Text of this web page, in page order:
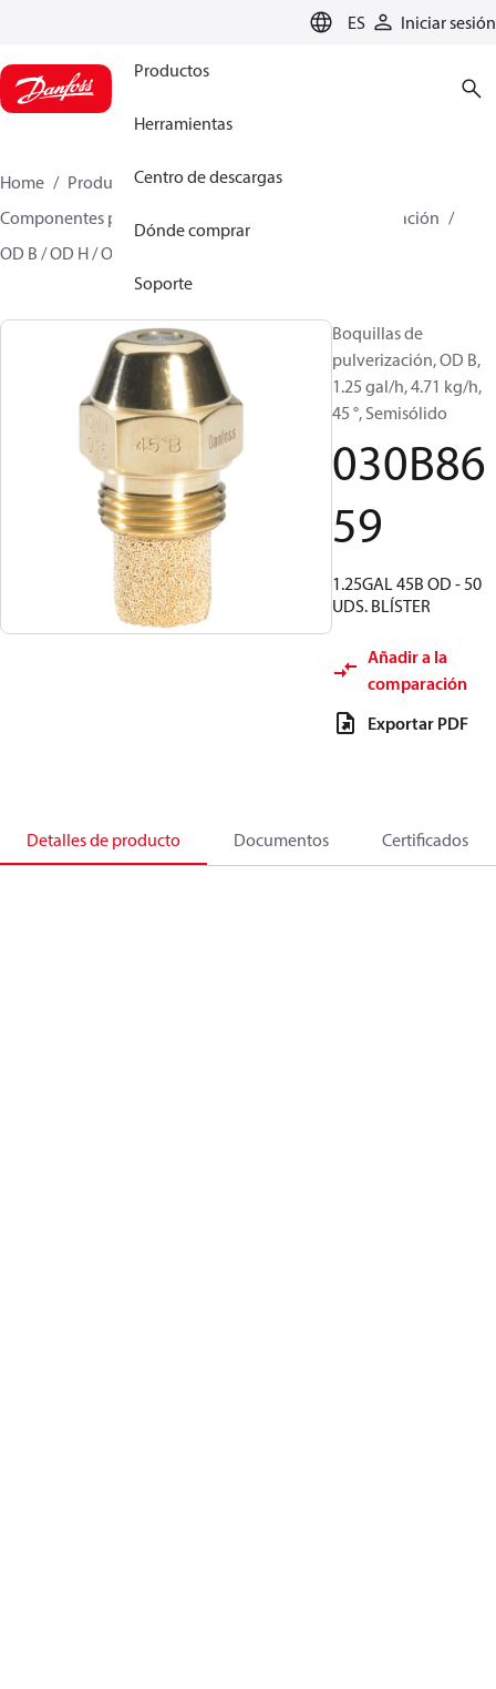
ES Iniciar sesión
Productos
Herramientas
Centro de descargas
Dónde comprar
Soporte
Home Productos
Climate Solutions for heating
Componentes para quemador
Boquillas de pulverización
OD B / OD H / OD S
Boquillas de
pulverización, OD B,
1.25 gal/h, 4.71 kg/h,
45 °, Semisólido
030B86
59
1.25GAL 45B OD - 50
UDS. BLÍSTER
Añadir a la
comparación
Exportar PDF
Detalles de producto Documentos Certificados